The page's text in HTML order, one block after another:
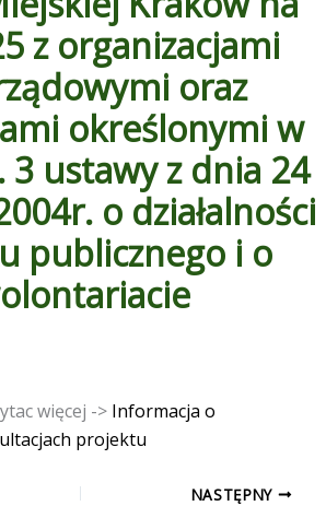
z organizacjami
oraz
określonymi w
3 ustawy z dnia 24
o działalności
publicznego i o
więcej -> Informacja o
projektu
NASTĘPNY